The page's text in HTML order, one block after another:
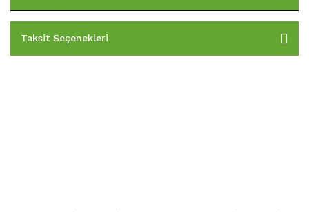
Taksit Seçenekleri